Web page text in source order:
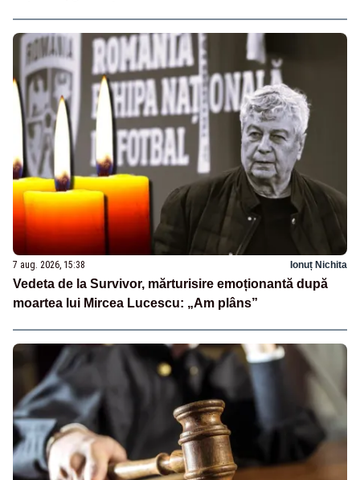
7 aug. 2026, 15:38 Ionuț Nichita
Vedeta de la Survivor, mărturisire emoționantă după
moartea lui Mircea Lucescu: „Am plâns”